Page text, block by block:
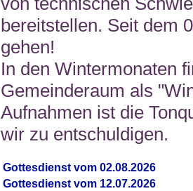
bereitstellen. Seit dem
gehen!
In den Wintermonaten
Gemeinderaum als
Aufnahmen ist die
wir zu entschuldigen.
Gottesdienst vom 02.08.2026
Gottesdienst vom 12.07.2026